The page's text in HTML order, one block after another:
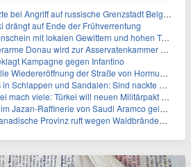
bei Angriff auf russische Grenzstadt Belgorod
drängt auf Ende der Frühverrentung
mit lokalen Gewittern und hohen Temperaturen
Donau wird zur Asservatenkammer der Geschichte
Kampagne gegen Infantino
Wiedereröffnung der Straße von Hormus ungewiss
Schlappen und Sandalen: Sind nackte Füße eklig?
mach viele: Türkei will neuen Militärpakt erweitern
Raffinerie von Saudi Aramco gelöscht: Auswirkungen auf die Energiemärkte
Provinz ruft wegen Waldbränden Notstand aus